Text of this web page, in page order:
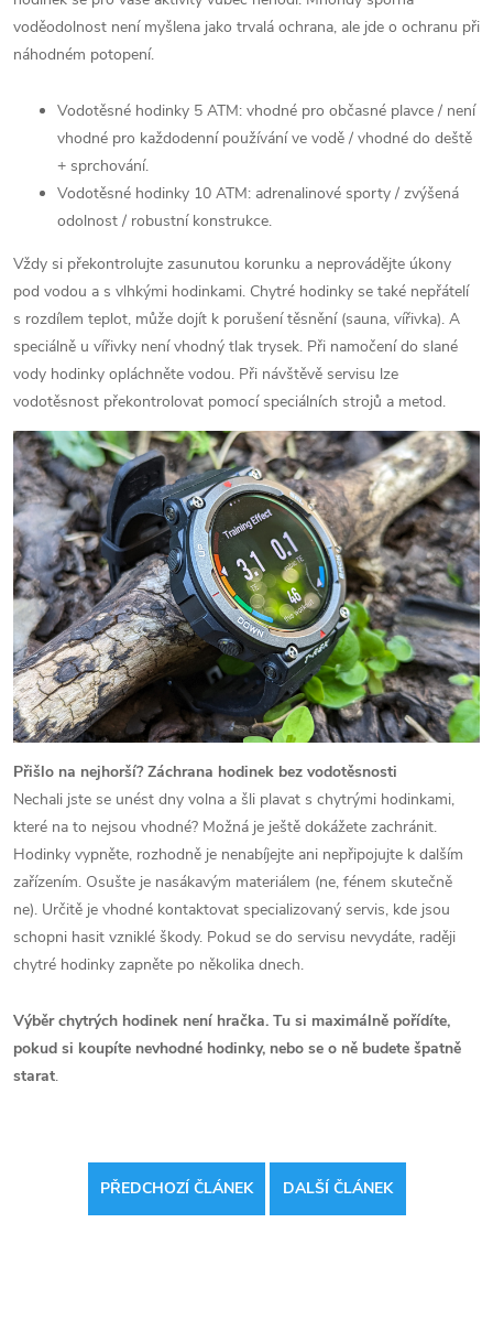
voděodolnost není myšlena jako trvalá ochrana, ale jde o ochranu při
náhodném potopení.
Vodotěsné hodinky 5 ATM: vhodné pro občasné plavce / není
vhodné pro každodenní používání ve vodě / vhodné do deště
+ sprchování.
Vodotěsné hodinky 10 ATM: adrenalinové sporty / zvýšená
odolnost / robustní konstrukce.
Vždy si překontrolujte zasunutou korunku a neprovádějte úkony
pod vodou a s vlhkými hodinkami. Chytré hodinky se také nepřátelí
s rozdílem teplot, může dojít k porušení těsnění (sauna, vířivka). A
speciálně u vířivky není vhodný tlak trysek. Při namočení do slané
vody hodinky opláchněte vodou. Při návštěvě servisu lze
vodotěsnost překontrolovat pomocí speciálních strojů a metod.
Přišlo na nejhorší? Záchrana hodinek bez vodotěsnosti
Nechali jste se unést dny volna a šli plavat s chytrými hodinkami,
které na to nejsou vhodné? Možná je ještě dokážete zachránit.
Hodinky vypněte, rozhodně je nenabíjejte ani nepřipojujte k dalším
zařízením. Osušte je nasákavým materiálem (ne, fénem skutečně
ne). Určitě je vhodné kontaktovat specializovaný servis, kde jsou
schopni hasit vzniklé škody. Pokud se do servisu nevydáte, raději
chytré hodinky zapněte po několika dnech.
Výběr chytrých hodinek není hračka. Tu si maximálně pořídíte,
pokud si koupíte nevhodné hodinky, nebo se o ně budete špatně
starat.
PŘEDCHOZÍ ČLÁNEK DALŠÍ ČLÁNEK